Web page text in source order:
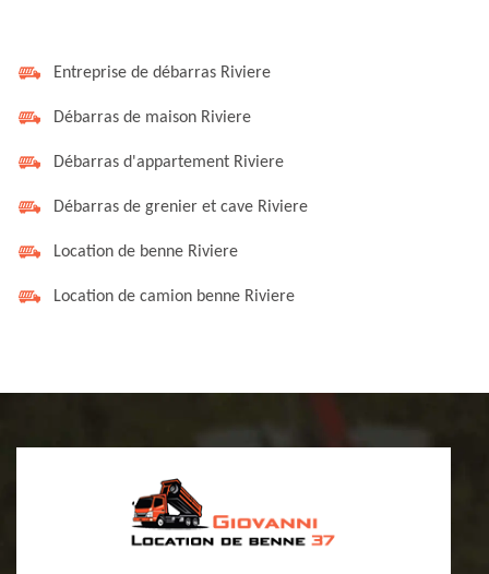
Entreprise de débarras Riviere
Débarras de maison Riviere
Débarras d'appartement Riviere
Débarras de grenier et cave Riviere
Location de benne Riviere
Location de camion benne Riviere